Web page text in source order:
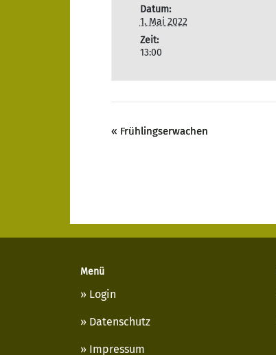
Datum:
1. Mai 2022
Zeit:
13:00
« Frühlingserwachen
Menü
Login
Datenschutz
Impressum